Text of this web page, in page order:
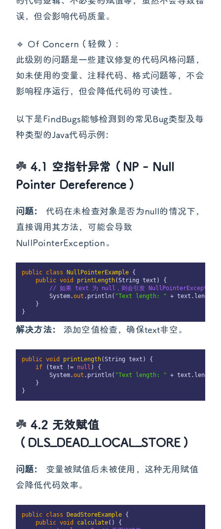
误，但会影响代码质量。
🔹 Of Concern（轻微）：
此级别的问题是一些建议修复的代码风格问题，
如未使用的变量、注释代码、格式问题等，不会
影响程序运行，但会降低代码的可读性。
以下是FindBugs能够检测到的常见Bug类型及每
种类型的Java代码示例：
4.1 空指针异常（NP - Null
Pointer Dereference）
问题：
代码在未检查对象是否为null的情况下，
直接调用其方法，可能会导致
NullPointerException。
public class NullPointerExample {
public void printLength(String text )
{
// 如果 text 为 null，则会引发 NullPointerException
        System.
out .println( "Text length: " +
    }
解决方法： 添加空值检查，确保text非空。
public void printLength(String text )
{
if (text != null ) {
        System.
out .println( "Text length: " +
    }
4.2 无效赋值
（DLS_DEAD_LOCAL_STORE）
问题：
变量被赋值后未被使用，这种无用赋值
会降低代码效率。
public class DeadStoreExample {
public void calculate()
{